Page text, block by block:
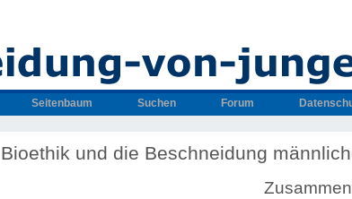
Seitenbaum Suchen Forum
Bioethik und die Beschneidung